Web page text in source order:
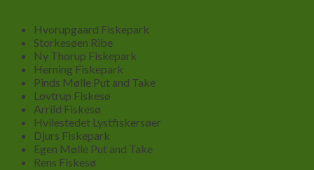
Hvorupgaard Fiskepark
Storkesøen Ribe
Ny Thorup Fiskepark
Herning Fiskepark
Pinds Mølle Put and Take
Lovtrup Fiskesø
Arrild Fiskesø
Hvilestedet Lystfiskersøer
Djurs Fiskepark
Egen Mølle Put and Take
Rens Fiskesø